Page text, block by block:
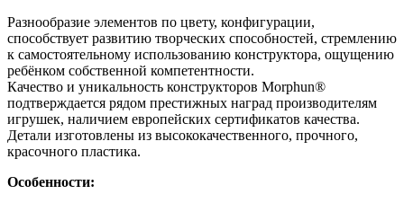
Разнообразие элементов по цвету, конфигурации,
способствует развитию творческих способностей, стремлению
к самостоятельному использованию конструктора, ощущению
ребёнком собственной компетентности.
Качество и уникальность конструкторов Morphun®
подтверждается рядом престижных наград производителям
игрушек, наличием европейских сертификатов качества.
Детали изготовлены из высококачественного, прочного,
красочного пластика.
Особенности: